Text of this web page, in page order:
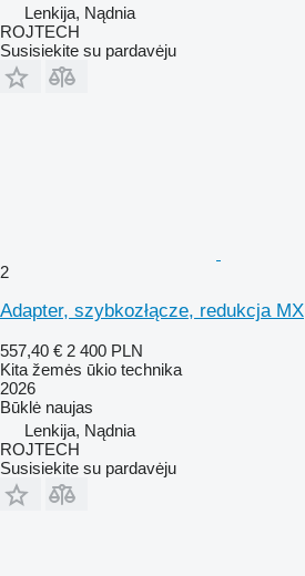
Lenkija, Nądnia
ROJTECH
Susisiekite su pardavėju
2
Adapter, szybkozłącze, redukcja MX
557,40 € 2 400 PLN
Kita žemės ūkio technika
2026
Būklė naujas
Lenkija, Nądnia
ROJTECH
Susisiekite su pardavėju